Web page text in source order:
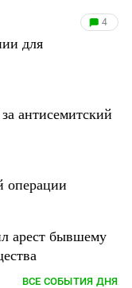
4
для
антисемитский
операции
арест бывшему
ВСЕ СОБЫТИЯ ДНЯ